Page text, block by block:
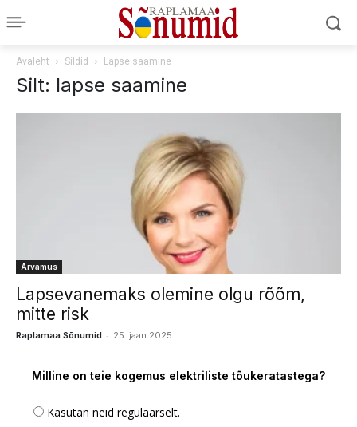
Avaleht Sildid Lapse saamine
Silt: lapse saamine
Arvamus
Lapsevanemaks olemine olgu rõõm,
mitte risk
Raplamaa Sõnumid - 25. jaan 2025
Milline on teie kogemus elektriliste tõukeratastega?
Kasutan neid regulaarselt.